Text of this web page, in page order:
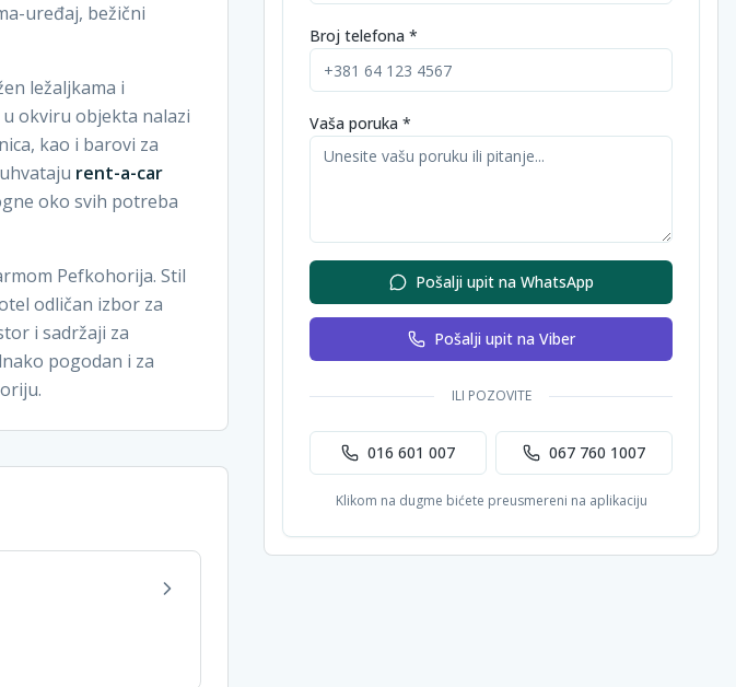
uređaj, bežični
ležaljkama i
okviru objekta nalazi
kao i barovi za
rent-a-car
oko svih potreba
Pefkohorija. Stil
odličan izbor za
i sadržaji za
pogodan i za
Broj telefona *
Vaša poruka *
Pošalji upit na WhatsApp
Pošalji upit na Viber
ILI POZOVITE
016 601 007 067 760 1007
Klikom na dugme bićete preusmereni na aplikaciju